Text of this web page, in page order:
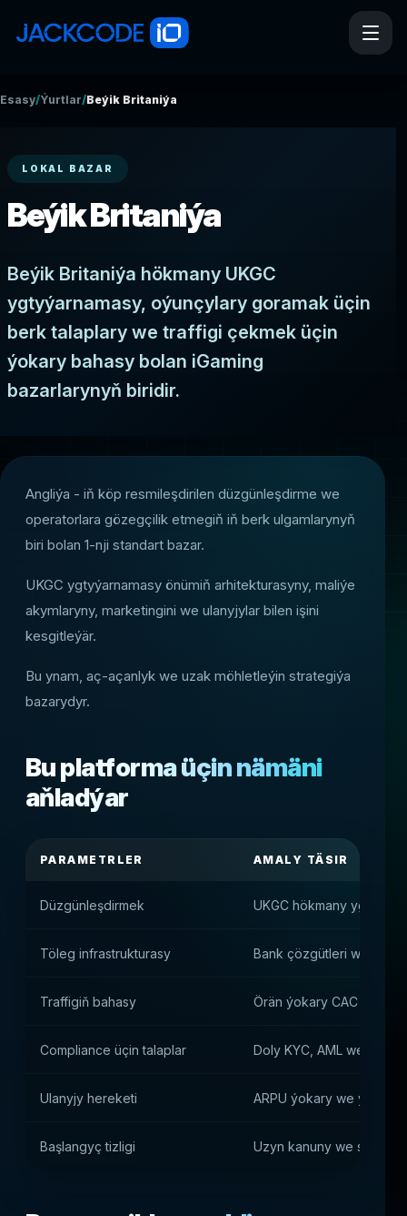
Esasy/Ýurtlar/Beýik Britaniýa
LOKAL BAZAR
Beýik Britaniýa
Beýik Britaniýa hökmany UKGC
ygtyýarnamasy, oýunçylary goramak üçin
berk talaplary we traffigi çekmek üçin
ýokary bahasy bolan iGaming
bazarlarynyň biridir.
Angliýa - iň köp resmileşdirilen düzgünleşdirme we
operatorlara gözegçilik etmegiň iň berk ulgamlarynyň
biri bolan 1-nji standart bazar.
UKGC ygtyýarnamasy önümiň arhitekturasyny, maliýe
akymlaryny, marketingini we ulanyjylar bilen işini
kesgitleýär.
Bu ynam, aç-açanlyk we uzak möhletleýin strategiýa
bazarydyr.
Bu platforma üçin nämäni
aňladýar
PARAMETRLER AMALY TÄSIR
Düzgünleşdirmek UKGC hökmany
Töleg infrastrukturasy Bank çözgütleri we
Traffigiň bahasy Örän ýokary CAC we
Compliance üçin talaplar Doly KYC, AML we
Ulanyjy hereketi ARPU ýokary we ynam
Başlangyç tizligi Uzyn kanuny we